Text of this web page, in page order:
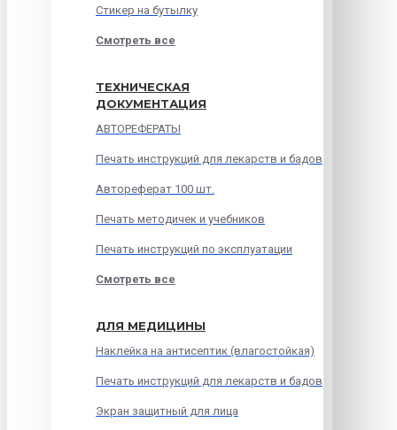
Стикер на бутылку
Смотреть все
ТЕХНИЧЕСКАЯ
ДОКУМЕНТАЦИЯ
АВТОРЕФЕРАТЫ
Печать инструкций для лекарств и бадов
Автореферат 100 шт.
Печать методичек и учебников
Печать инструкций по эксплуатации
Смотреть все
ДЛЯ МЕДИЦИНЫ
Наклейка на антисептик (влагостойкая)
Печать инструкций для лекарств и бадов
Экран защитный для лица